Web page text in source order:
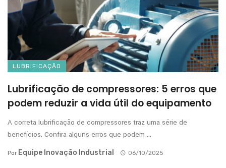
LUBRIFICAÇÃO
Lubrificação de compressores: 5 erros que
podem reduzir a vida útil do equipamento
A correta lubrificação de compressores traz uma série de
benefícios. Confira alguns erros que podem ...
Por Equipe Inovação Industrial 06/10/2025